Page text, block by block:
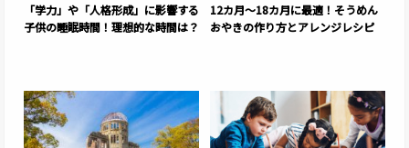
「学力」や「人格形成」に影響する
子供の睡眠時間！理想的な時間は？
12カ月～18カ月に最適！そうめん
おやきの作り方とアレンジレシピ